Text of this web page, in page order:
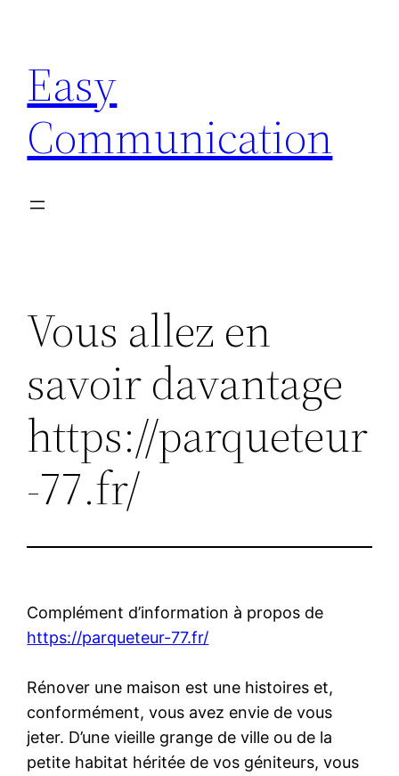
contenu
Easy
Communication
Vous allez en
savoir davantage
https://parqueteur
-77.fr/
Complément d’information à propos de
https://parqueteur-77.fr/
Rénover une maison est une histoires et,
conformément, vous avez envie de vous
jeter. D’une vieille grange de ville ou de la
petite habitat héritée de vos géniteurs, vous